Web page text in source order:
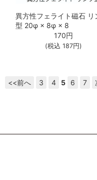
異方性フェライト磁石 リ
型 20φ × 8φ × 8
170円
(税込 187円)
<<前へ 3 4 5 6 7